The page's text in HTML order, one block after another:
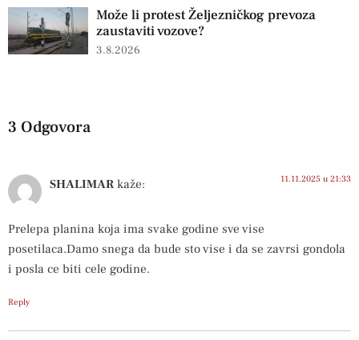
Može li protest Željezničkog prevoza
zaustaviti vozove?
3.8.2026
3 Odgovora
SHALIMAR kaže: 11.11.2025 u 21:33
Prelepa planina koja ima svake godine sve vise
posetilaca.Damo snega da bude sto vise i da se zavrsi gondola
i posla ce biti cele godine.
Reply